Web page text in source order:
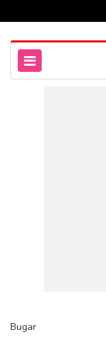
Bugar